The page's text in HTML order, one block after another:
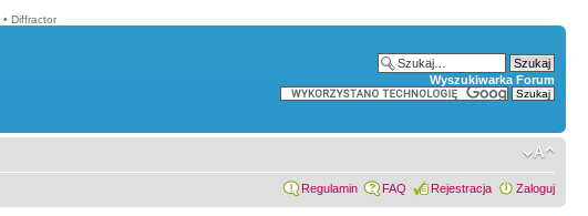
• Diffractor
Wyszukiwarka Forum
Regulamin FAQ Rejestracja Zaloguj